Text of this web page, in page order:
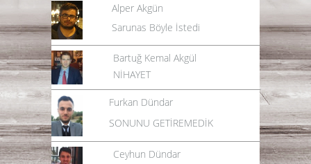
Alper Akgün
Sarunas Böyle İstedi
Bartuğ Kemal Akgül
NİHAYET
Furkan Dündar
SONUNU GETİREMEDİK
Ceyhun Dündar